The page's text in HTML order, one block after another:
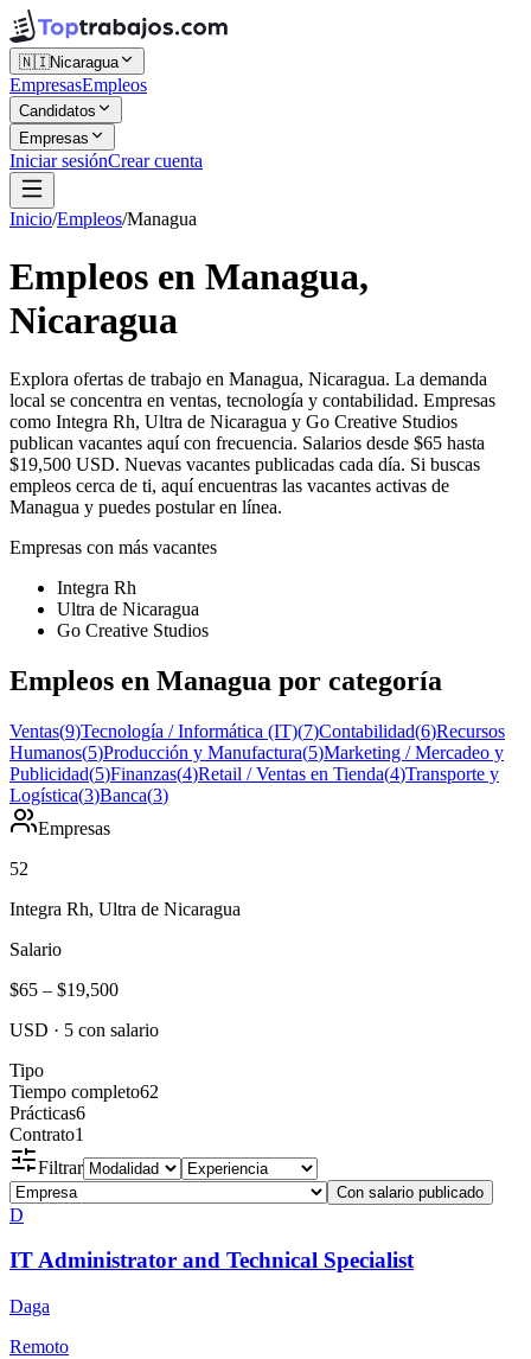
🇳🇮Nicaragua
EmpresasEmpleos
Candidatos
Empresas
Iniciar sesiónCrear cuenta
Inicio/Empleos/Managua
Empleos en Managua,
Nicaragua
Explora ofertas de trabajo en Managua, Nicaragua. La demanda
local se concentra en ventas, tecnología y contabilidad. Empresas
como Integra Rh, Ultra de Nicaragua y Go Creative Studios
publican vacantes aquí con frecuencia. Salarios desde $65 hasta
$19,500 USD. Nuevas vacantes publicadas cada día. Si buscas
empleos cerca de ti, aquí encuentras las vacantes activas de
Managua y puedes postular en línea.
Empresas con más vacantes
Integra Rh
Ultra de Nicaragua
Go Creative Studios
Empleos en Managua por categoría
Ventas(9)Tecnología / Informática (IT)(7)Contabilidad(6)Recursos
Humanos(5)Producción y Manufactura(5)Marketing / Mercadeo y
Publicidad(5)Finanzas(4)Retail / Ventas en Tienda(4)Transporte y
Logística(3)Banca(3)
Empresas
52
Integra Rh, Ultra de Nicaragua
Salario
$65 – $19,500
USD · 5 con salario
Tipo
Tiempo completo62
Prácticas6
Contrato1
Filtrar
Con salario publicado
D
IT Administrator and Technical Specialist
Daga
Remoto